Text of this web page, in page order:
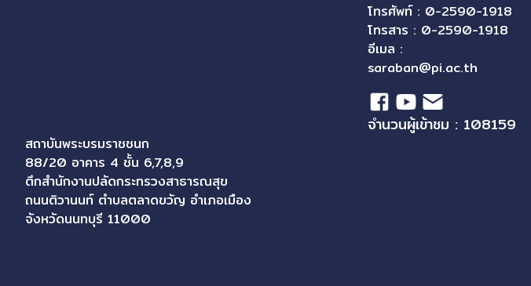
สถาบันพระบรมราชชนก
88/20 อาคาร 4 ชั้น 6,7,8,9
ตึกสำนักงานปลัดกระทรวงสาธารณสุข
ถนนติวานนท์ ตำบลตลาดขวัญ อำเภอเมือง
จังหวัดนนทบุรี 11000
โทรศัพท์ : 0-2590-1918
โทรสาร : 0-2590-1918
อีเมล :
saraban@pi.ac.th
จำนวนผู้เข้าชม : 108159